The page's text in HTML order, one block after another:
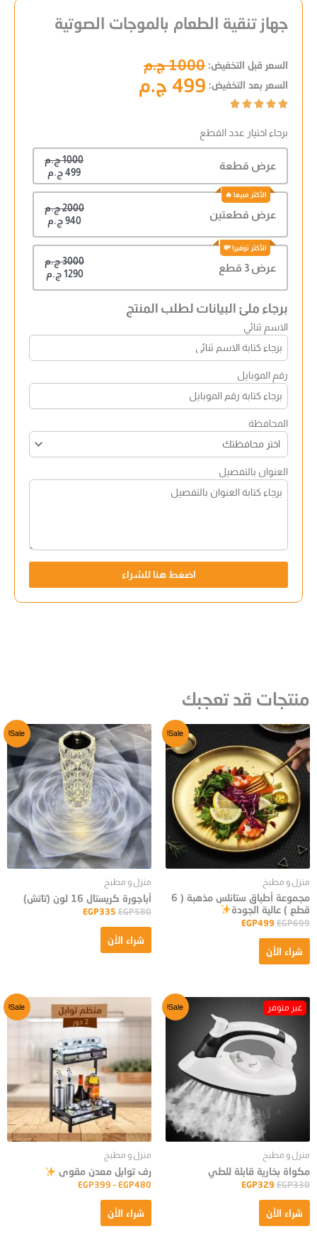
جهاز تنقية الطعام بالموجات الصوتية
السعر قبل التخفيض: 1000 ج.م
السعر بعد التخفيض: 499 ج.م





برجاء اختيار عدد القطع
عرض قطعة
1000 ج.م
499 ج.م
عرض قطعتين
2000 ج.م
940 ج.م
عرض 3 قطع
3000 ج.م
1290 ج.م
برجاء ملئ البيانات لطلب المنتج
الاسم ثنائي
رقم الموبايل
المحافظة
العنوان بالتفصيل
اضغط هنا للشراء
منتجات قد تعجبك
Sale!
منزل و مطبخ
مجموعة أطباق ستانلس مذهبة ( 6
قطع ) عالية الجودة
EGP699
EGP499
شراء الأن
Sale!
منزل و مطبخ
أباجورة كريستال 16 لون (تاتش)
EGP580
EGP335
شراء الأن
Sale!
منزل و مطبخ
مكواة بخارية قابلة للطي
EGP330
EGP329
شراء الأن
Sale!
منزل و مطبخ
رف توابل معدن مقوى
EGP399 – EGP480
شراء الأن